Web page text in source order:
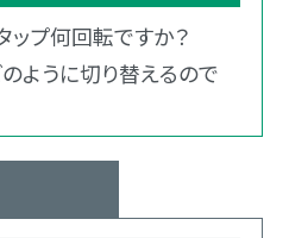
ップ何回転ですか？
ように切り替えるので